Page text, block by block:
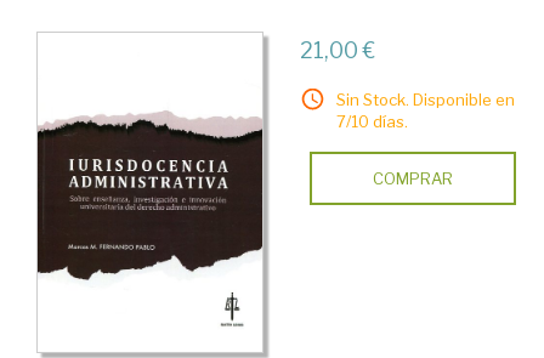
21,00 €
Sin Stock. Disponible en
7/10 días.
COMPRAR